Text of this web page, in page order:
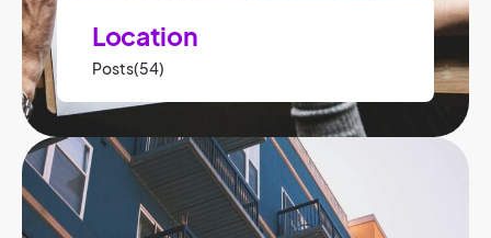
Location
Posts(54)